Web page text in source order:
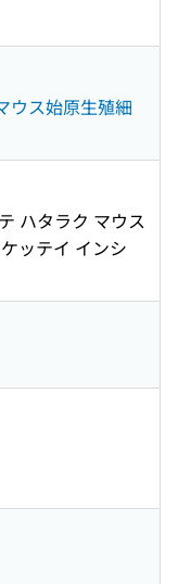
ウス始原生殖細
ハタラク マウス
ッテイ インシ